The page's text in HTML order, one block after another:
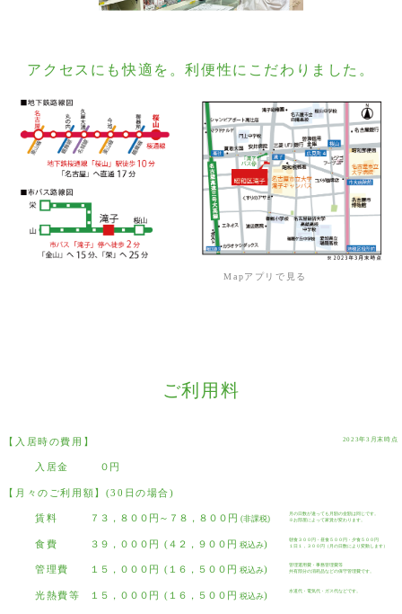
アクセスにも快適を。利便性にこだわりました。
Mapアプリで見る
ご利用料
【入居時の費用】 2023年3月末時点
入居金 ０円
【月々のご利用額】(30日の場合)
賃料 ７３，８００円～７８，８００円 (非課税)
月の日数が違っても月額の金額は同じです。
※お部屋によって家賃が変わります。
食費 ３９，０００円 (４２，９００円 税込み)
朝食３００円・昼食５００円・夕食５００円
１日１，３００円（月の日数により変動します）
管理費 １５，０００円 (１６，５００円 税込み)
管理運用費・事務管理費等
共有部分の消耗品などの保守管理費です。
光熱費等 １５，０００円 (１６，５００円 税込み) 水道代・電気代・ガス代などです。